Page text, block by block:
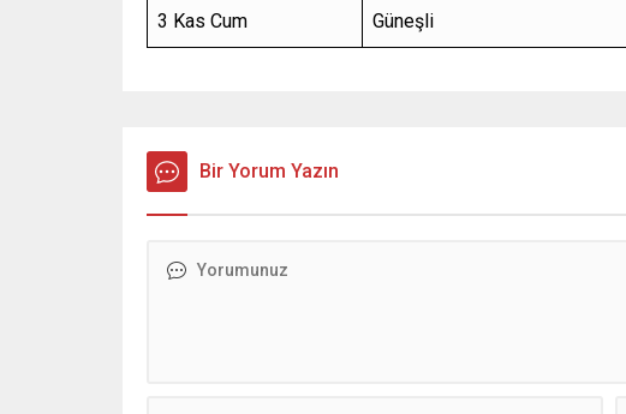
3 Kas Cum Güneşli
Bir Yorum Yazın